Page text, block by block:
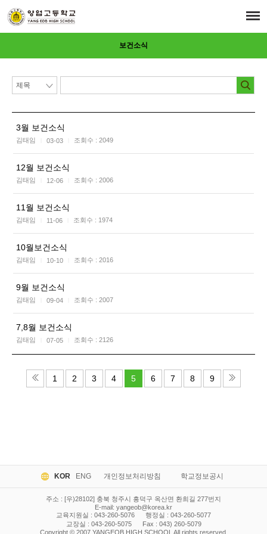
보건소식
3월 보건소식
김태임 03-03 조회수 : 2049
12월 보건소식
김태임 12-06 조회수 : 2006
11월 보건소식
김태임 11-06 조회수 : 1974
10월보건소식
김태임 10-10 조회수 : 2016
9월 보건소식
김태임 09-04 조회수 : 2007
7,8월 보건소식
김태임 07-05 조회수 : 2126
1 2 3 4 5 6 7 8 9
KOR ENG 개인정보처리방침 학교정보공시
주소 : [우)28102] 충북 청주시 흥덕구 옥산면 환희길 277번지
E-mail: yangeob@korea.kr
교육지원실 : 043-260-5076
행정실 : 043-260-5077
교장실 : 043-260-5075
Fax : 043) 260-5079
Copyright © 2007 YANGEOB HIGH SCHOOL All rights reserved.